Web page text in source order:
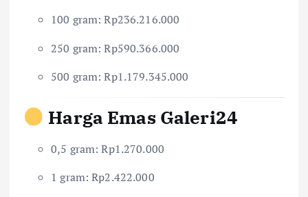
100 gram: Rp236.216.000
250 gram: Rp590.366.000
500 gram: Rp1.179.345.000
Harga Emas Galeri24
0,5 gram: Rp1.270.000
1 gram: Rp2.422.000